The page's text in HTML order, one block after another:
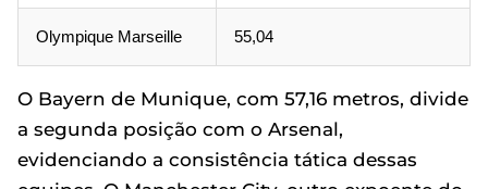
Olympique Marseille 55,04
O Bayern de Munique, com 57,16 metros, divide
a segunda posição com o Arsenal,
evidenciando a consistência tática dessas